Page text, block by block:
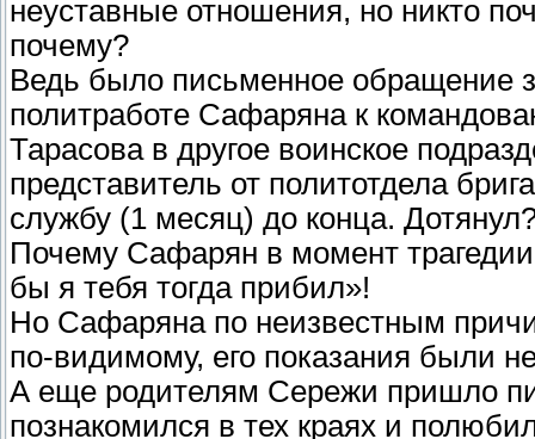
неуставные отношения, но никто
почему?
Ведь было письменное обращение
политработе Сафаряна к
Тарасова в другое воинское
представитель от политотдела
службу (1 месяц) до конца.
Почему Сафарян в момент
бы я тебя тогда прибил»!
Но Сафаряна по неизвестным
по-видимому, его показания были
А еще родителям Сережи пришло
познакомился в тех краях и